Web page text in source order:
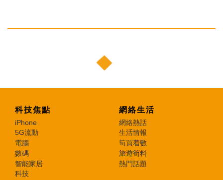
科技焦點
iPhone
5G流動
電腦
數碼
智能家居
科技
網絡生活
網絡熱話
生活情報
筍買着數
旅遊筍料
熱門話題